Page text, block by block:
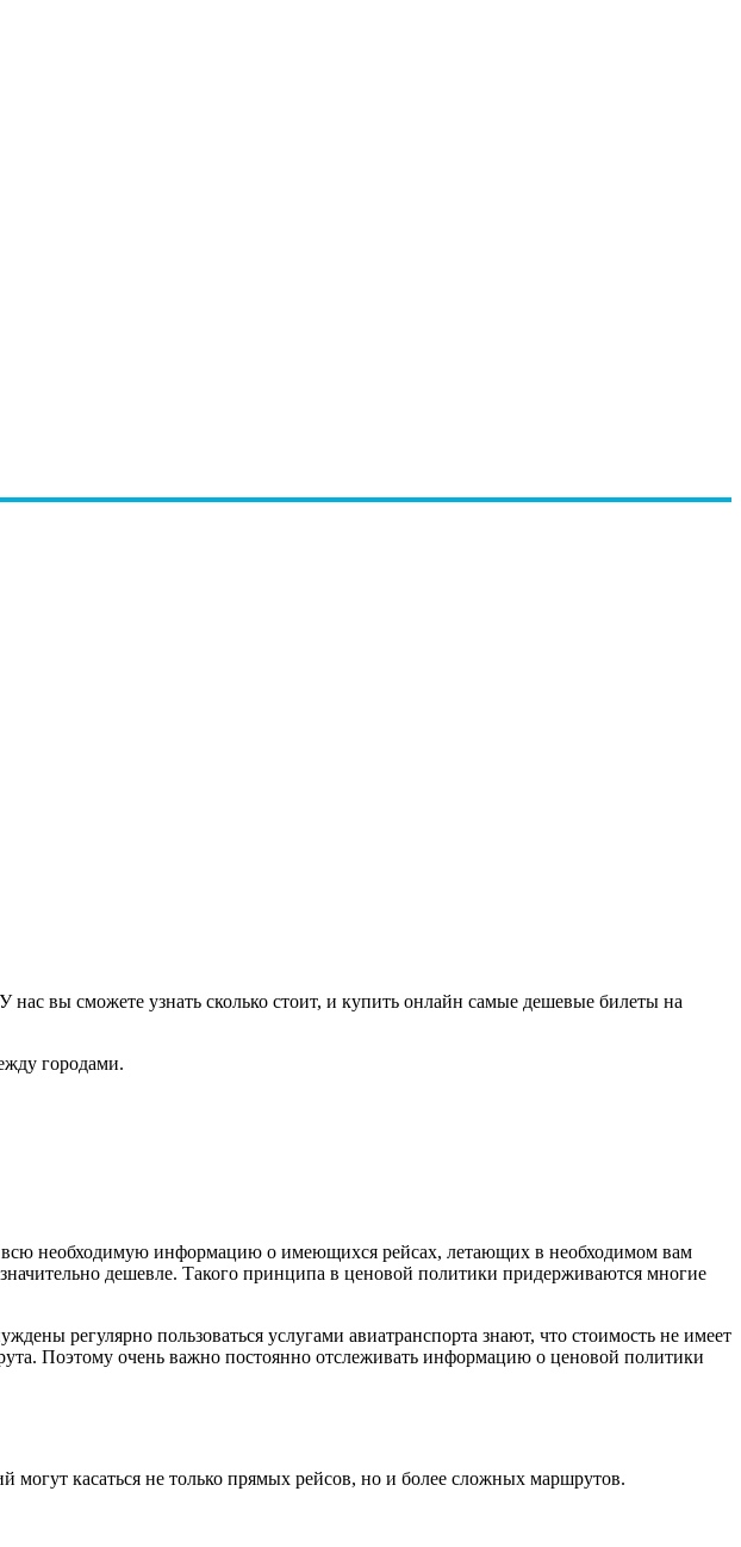
вы сможете узнать сколько стоит, и купить онлайн самые дешевые билеты на
городами.
всю необходимую информацию о имеющихся рейсах, летающих в необходимом вам
дешевле. Такого принципа в ценовой политики придерживаются многие
регулярно пользоваться услугами авиатранспорта знают, что стоимость не имеет
Поэтому очень важно постоянно отслеживать информацию о ценовой политики
могут касаться не только прямых рейсов, но и более сложных маршрутов.